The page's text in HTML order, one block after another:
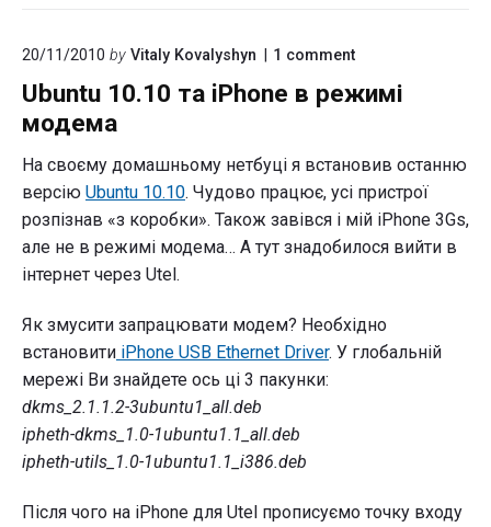
SIP-
GSM
шлюза
20/11/2010 by Vitaly Kovalyshyn 1 commenton
10.10
режимі
модема"
Ubuntu 10.10 та iPhone в режимі
модема
На своєму домашньому нетбуці я встановив останню
версію Ubuntu 10.10. Чудово працює, усі пристрої
розпізнав «з коробки». Також завівся і мій iPhone 3Gs,
але не в режимі модема… А тут знадобилося вийти в
інтернет через Utel.
Як змусити запрацювати модем? Необхідно
встановити iPhone USB Ethernet Driver. У глобальній
мережі Ви знайдете ось ці 3 пакунки:
dkms_2.1.1.2-3ubuntu1_all.deb
ipheth-dkms_1.0-1ubuntu1.1_all.deb
ipheth-utils_1.0-1ubuntu1.1_i386.deb
Після чого на iPhone для Utel прописуємо точку входу